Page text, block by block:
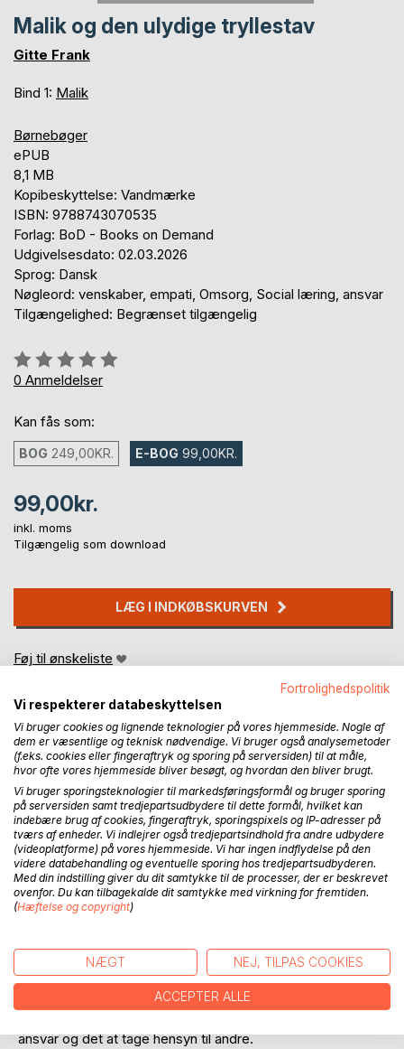
Malik og den ulydige tryllestav
Gitte Frank
Bind 1: Malik
Børnebøger
ePUB
8,1 MB
Kopibeskyttelse: Vandmærke
ISBN: 9788743070535
Forlag: BoD - Books on Demand
Udgivelsesdato: 02.03.2026
Sprog: Dansk
Nøgleord: venskaber, empati, Omsorg, Social læring, ansvar
Tilgængelighed: Begrænset tilgængelig
Anmeldelse::
0%
0 Anmeldelser
Kan fås som:
BOG 249,00KR. E-BOG 99,00KR.
99,00kr.
inkl. moms
Tilgængelig som download
LÆG I INDKØBSKURVEN
Føj til ønskeliste
BESKRIVELSE
Malik fylder 5 år og får en tryllestav i fødselsdagsgave. Han
glæder sig til at bruge den, men opdager hurtigt, at staven
ikke virker, som han forventer.
om at få sine egne ønsker opfyldt, men om at vise omsorg
og hjælpe andre.
Historien sætter ord på følelser, empati og relationer i
ansvar og det at tage hensyn til andre.
Fortrolighedspolitik
Vi respekterer databeskyttelsen
Vi bruger cookies og lignende teknologier på vores hjemmeside. Nogle af
dem er væsentlige og teknisk nødvendige. Vi bruger også analysemetoder
(f.eks. cookies eller fingeraftryk og sporing på serversiden) til at måle,
hvor ofte vores hjemmeside bliver besøgt, og hvordan den bliver brugt.
Vi bruger sporingsteknologier til markedsføringsformål og bruger sporing
på serversiden samt tredjepartsudbydere til dette formål, hvilket kan
indebære brug af cookies, fingeraftryk, sporingspixels og IP-adresser på
tværs af enheder. Vi indlejrer også tredjepartsindhold fra andre udbydere
(videoplatforme) på vores hjemmeside. Vi har ingen indflydelse på den
videre databehandling og eventuelle sporing hos tredjepartsudbyderen.
Med din indstilling giver du dit samtykke til de processer, der er beskrevet
ovenfor. Du kan tilbagekalde dit samtykke med virkning for fremtiden.
(Hæftelse og copyright)
NÆGT NEJ, TILPAS COOKIES
ACCEPTER ALLE